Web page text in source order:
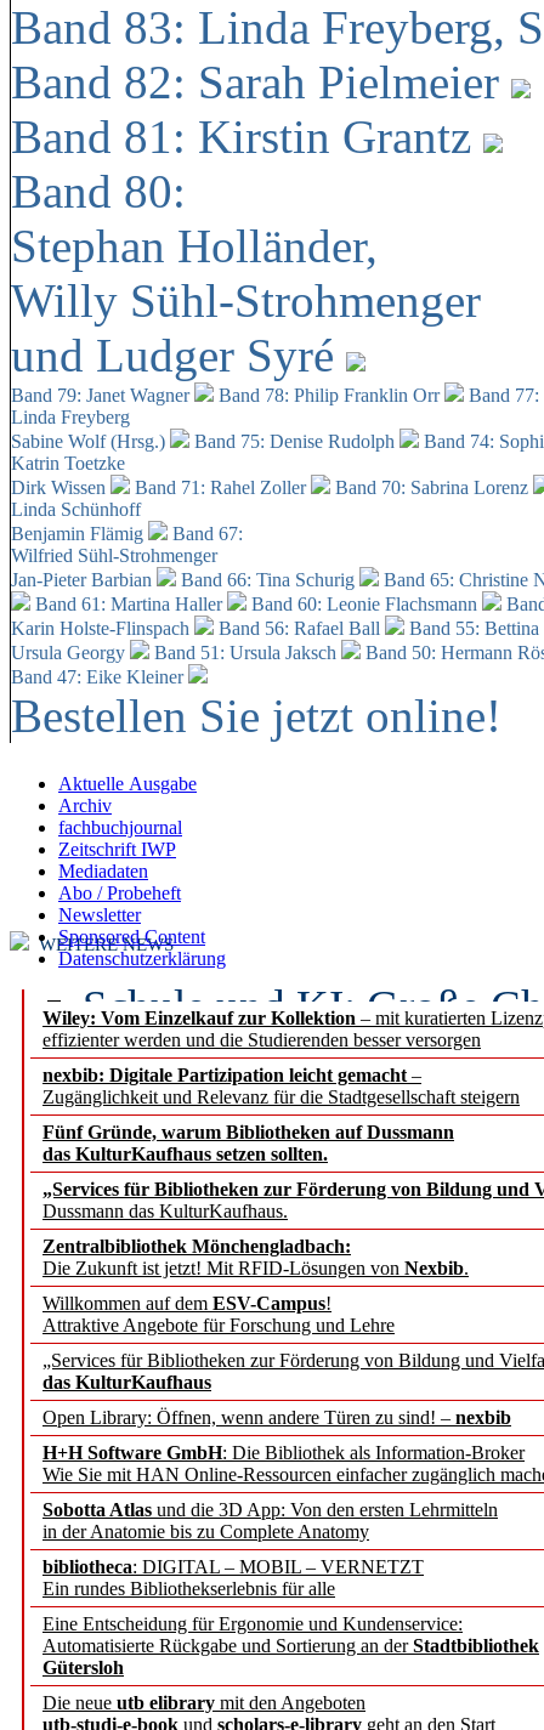
Band 83: Linda Freyberg,
Band 82: Sarah Pielmeier
Band 81: Kirstin Grantz
Band 80:
Stephan Holländer,
Willy Sühl-Strohmenger
und Ludger Syré
Band 79: Janet Wagner Band 78: Philip Franklin Orr
Band
Linda Freyberg
Sabine Wolf (Hrsg.)
Band 75: Denise Rudolph
Band 74:
Katrin Toetzke
Dirk Wissen
Band 71: Rahel Zoller
Band 70: Sabrina Lorenz
Linda Schünhoff
Benjamin Flämig
Band 67:
Wilfried Sühl-Strohmenger
Jan-Pieter Barbian
Band 66: Tina Schurig
Band 65: Christine
Band 61: Martina Haller
Band 60: Leonie Flachsmann
Karin Holste-Flinspach
Band 56: Rafael Ball
Band 55:
Ursula Georgy
Band 51: Ursula Jaksch Band 50: Hermann
Band 47: Eike Kleiner
Bestellen Sie jetzt online!
Aktuelle Ausgabe
Archiv
fachbuchjournal
Zeitschrift IWP
Mediadaten
Abo / Probeheft
Newsletter
Sponsored Content
Datenschutzerklärung
Wiley: Vom Einzelkauf zur Kollektion – mit kuratierten
effizienter werden und die Studierenden besser versorgen
nexbib: Digitale Partizipation leicht gemacht –
Zugänglichkeit und Relevanz für die Stadtgesellschaft steigern
Fünf Gründe, warum Bibliotheken auf Dussmann
das KulturKaufhaus setzen sollten.
„Services für Bibliotheken zur Förderung von Bildung und
Dussmann das KulturKaufhaus.
Zentralbibliothek Mönchengladbach:
Die Zukunft ist jetzt! Mit RFID-Lösungen von Nexbib.
Willkommen auf dem ESV-Campus!
Attraktive Angebote für Forschung und Lehre
„Services für Bibliotheken zur Förderung von Bildung und
das KulturKaufhaus
Open Library: Öffnen, wenn andere Türen zu sind! – nexbib
H+H Software GmbH: Die Bibliothek als Information-Broker
Wie Sie mit HAN Online-Ressourcen einfacher zugänglich
Sobotta Atlas und die 3D App: Von den ersten Lehrmitteln
in der Anatomie bis zu Complete Anatomy
bibliotheca: DIGITAL – MOBIL – VERNETZT
Ein rundes Bibliothekserlebnis für alle
Eine Entscheidung für Ergonomie und Kundenservice:
Automatisierte Rückgabe und Sortierung an derStadtbibliothek
Gütersloh
Die neue utb elibrary mit den Angeboten
utb-studi-e-book und scholars-e-library geht an den Start
WEITERE NEWS
Schule und KI: Große
Voraussetzungen
Erfolgreiches erstes
Segment Research –
angepasst
konstruktiv!
Mohr Siebeck
und die Zeitschrift für
Francke Attempto
EBSCO Information
Recherchefunktionen in
Sorbisches Institut neu
Geschichte und